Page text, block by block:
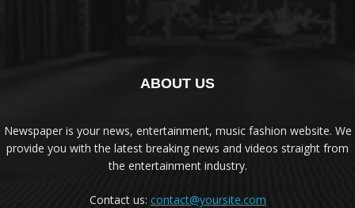
ABOUT US
Newspaper is your news, entertainment, music fashion website. We
provide you with the latest breaking news and videos straight from
the entertainment industry.
Contact us: contact@yoursite.com